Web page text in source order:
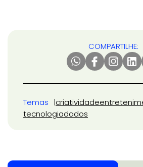
COMPARTILHE:
Temas criatividade
tecnologiadados